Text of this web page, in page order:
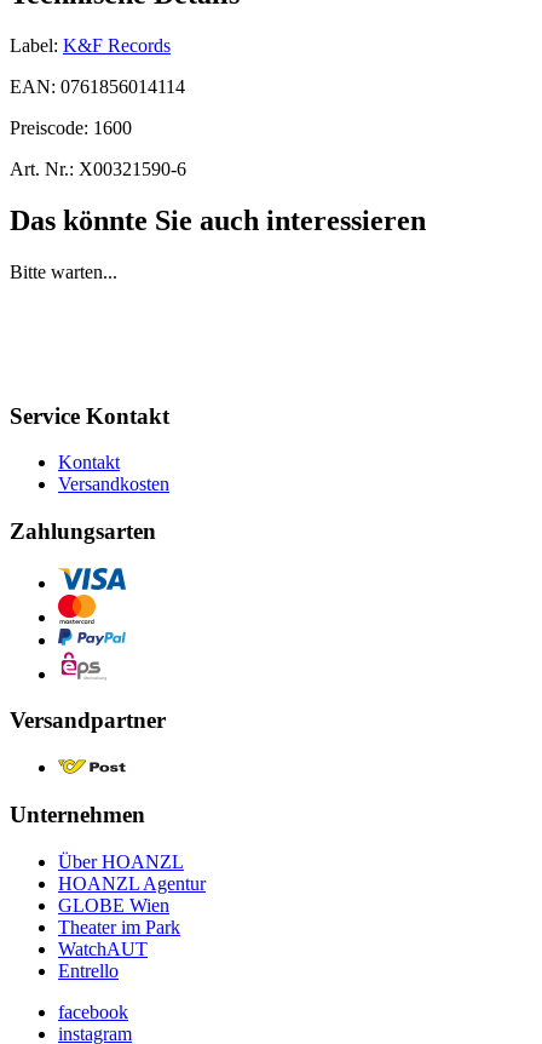
Label: K&F Records
EAN: 0761856014114
Preiscode: 1600
Art. Nr.: X00321590-6
Das könnte Sie auch interessieren
Bitte warten...
Service Kontakt
Kontakt
Versandkosten
Zahlungsarten
Versandpartner
Unternehmen
Über HOANZL
HOANZL Agentur
GLOBE Wien
Theater im Park
WatchAUT
Entrello
facebook
instagram